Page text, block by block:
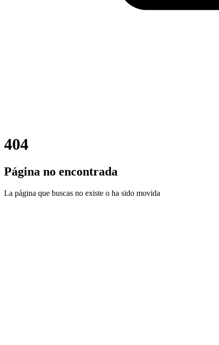
404
Página no encontrada
La página que buscas no existe o ha sido movida